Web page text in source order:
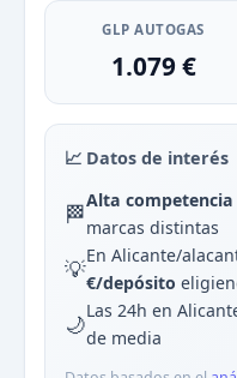
GLP AUTOGAS
1.079 €
📈 Datos de interés
🏁Alta competencia
marcas distintas
💡En Alicante/
€/depósito
🌙Las 24h en
de media